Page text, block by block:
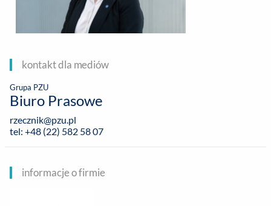
kontakt dla mediów
Grupa PZU
Biuro Prasowe
rzecznik@pzu.pl
tel: +48 (22) 582 58 07
informacje o firmie